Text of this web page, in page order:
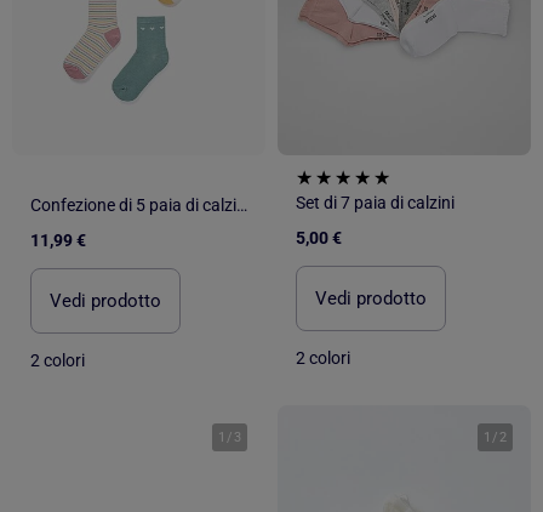
Confezione di 5 paia di calzini a righe/cuori
11,99 €
Vedi prodotto
2 colori
Set di 7 paia di calzini
5,00 €
Vedi prodotto
2 colori
1 / 3 1 / 2